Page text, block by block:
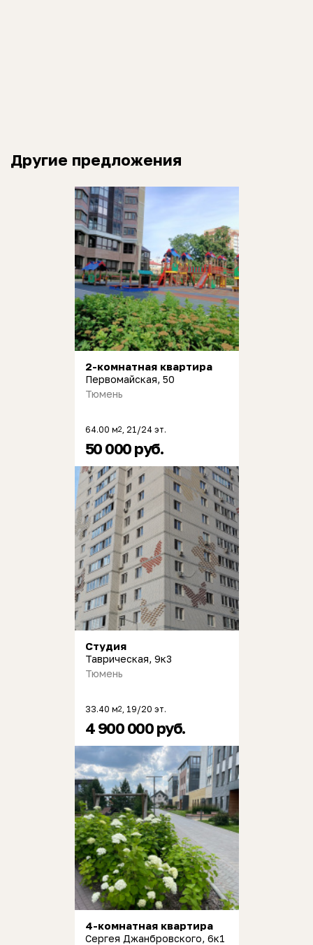
Другие предложения
2-комнатная квартира
Первомайская, 50
Тюмень
64.00 м2 , 21/24 эт.
50 000 руб.
Студия
Таврическая, 9к3
Тюмень
33.40 м2 , 19/20 эт.
4 900 000 руб.
4-комнатная квартира
Сергея Джанбровского, 6к1